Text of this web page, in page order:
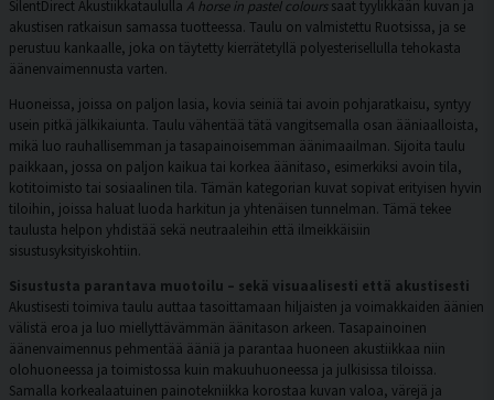
SilentDirect Akustiikkataululla A horse in pastel colourssaat tyylikkään kuvan ja
akustisen ratkaisun samassa tuotteessa. Taulu on valmistettu Ruotsissa, ja se
perustuu kankaalle, joka on täytetty kierrätetyllä polyesterisellulla tehokasta
äänenvaimennusta varten.
Huoneissa, joissa on paljon lasia, kovia seiniä tai avoin pohjaratkaisu, syntyy
usein pitkä jälkikaiunta. Taulu vähentää tätä vangitsemalla osan ääniaalloista,
mikä luo rauhallisemman ja tasapainoisemman äänimaailman. Sijoita taulu
paikkaan, jossa on paljon kaikua tai korkea äänitaso, esimerkiksi avoin tila,
kotitoimisto tai sosiaalinen tila. Tämän kategorian kuvat sopivat erityisen hyvin
tiloihin, joissa haluat luoda harkitun ja yhtenäisen tunnelman. Tämä tekee
taulusta helpon yhdistää sekä neutraaleihin että ilmeikkäisiin
sisustusyksityiskohtiin.
Sisustusta parantava muotoilu – sekä visuaalisesti että akustisesti
Akustisesti toimiva taulu auttaa tasoittamaan hiljaisten ja voimakkaiden äänien
välistä eroa ja luo miellyttävämmän äänitason arkeen. Tasapainoinen
äänenvaimennus pehmentää ääniä ja parantaa huoneen akustiikkaa niin
olohuoneessa ja toimistossa kuin makuuhuoneessa ja julkisissa tiloissa.
Samalla korkealaatuinen painotekniikka korostaa kuvan valoa, värejä ja